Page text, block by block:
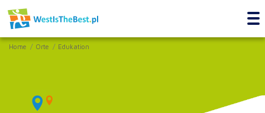
Home Orte Edukation